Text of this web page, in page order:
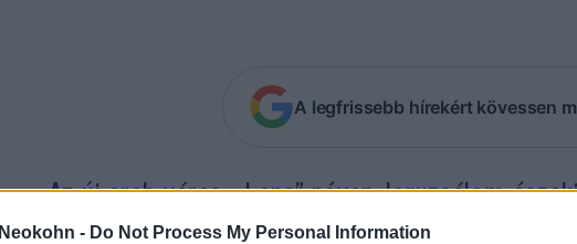
Neokohn - Do Not Process My Personal Information
A legfrissebb hírekért kövessen
Az új arab város, „Lana” néven Jeruzsálem
ezer házzal —írjaaz Arutz7.